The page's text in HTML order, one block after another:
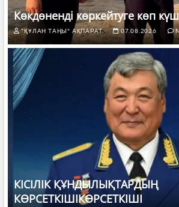
Көкдөненді көркейтуге көп
"ҚҰЛАН ТАҢЫ" АҚПАРАТ. 07.08.2026
КІСІЛІК ҚҰНДЫЛЫҚТАРДЫҢ
КӨРСЕТКІШІКӨРСЕТКІШІ